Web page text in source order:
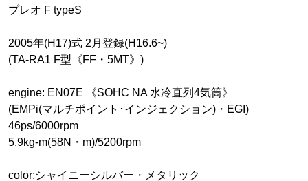
プレオ F typeS
2005年(H17)式 2月登録(H16.6~)
(TA-RA1 F型《FF・5MT》)
engine: EN07E 《SOHC NA 水冷直列4気筒》
(EMPi(マルチポイント･インジェクション)・EGI)
46ps/6000rpm
5.9kg-m(58N・m)/5200rpm
color:シャイニーシルバー・メタリック